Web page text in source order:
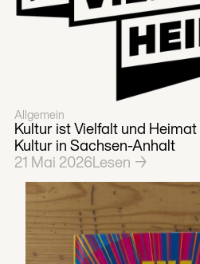
Allgemein
Kultur ist Vielfalt und
Kultur in Sachsen-Anhalt
21 Mai 2026Lesen →